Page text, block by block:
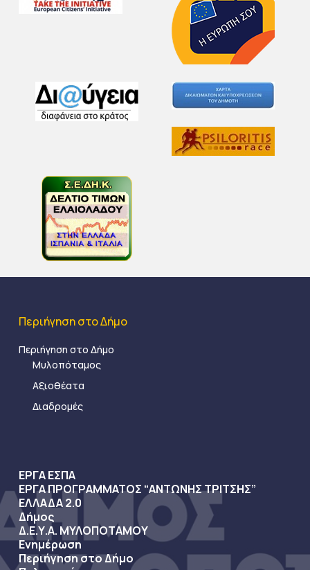
Περιήγηση στο Δήμο
Περιήγηση στο Δήμο
Μυλοπόταμος
Αξιοθέατα
Διαδρομές
ΕΡΓΑ ΕΣΠΑ
ΕΡΓΑ ΠΡΟΓΡΑΜΜΑΤΟΣ “ΑΝΤΩΝΗΣ ΤΡΙΤΣΗΣ”
ΕΛΛΑΔΑ 2.0
Δήμος
Δ.Ε.Υ.Α. ΜΥΛΟΠΟΤΑΜΟΥ
Ενημέρωση
Περιήγηση στο Δήμο